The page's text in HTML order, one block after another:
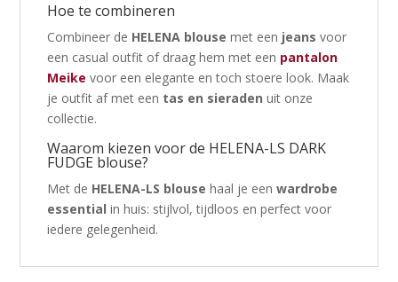
Hoe te combineren
Combineer de HELENA blouse met een jeans voor
een casual outfit of draag hem met een pantalon
Meike voor een elegante en toch stoere look. Maak
je outfit af met een tas en sieraden uit onze
collectie.
Waarom kiezen voor de HELENA-LS DARK
FUDGE blouse?
Met de HELENA-LS blouse haal je eenwardrobe
essential in huis: stijlvol, tijdloos en perfect voor
iedere gelegenheid.